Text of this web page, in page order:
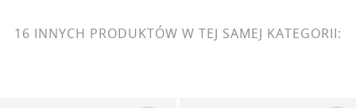
16 INNYCH PRODUKTÓW W TEJ SAMEJ KATEGORII: